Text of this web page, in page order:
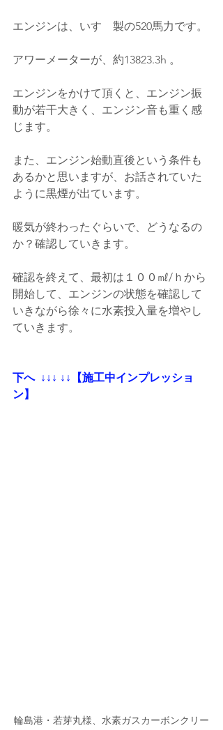
エンジンは、いすゞ製の520馬力です。
アワーメーターが、約13823.3h 。
エンジンをかけて頂くと、エンジン振
動が若干大きく、エンジン音も重く感
じます。
また、エンジン始動直後という条件も
あるかと思いますが、お話されていた
ように黒煙が出ています。
暖気が終わったぐらいで、どうなるの
か？確認していきます。
確認を終えて、最初は１００㎖/ｈから
開始して、エンジンの状態を確認して
いきながら徐々に水素投入量を増やし
ていきます。
下へ  ↓↓↓ ↓↓【施工中インプレッショ
ン】
輪島港・若芽丸様、水素ガスカーボンクリー